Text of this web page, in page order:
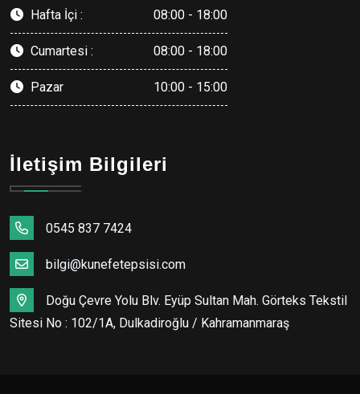
Hafta İçi : 08:00 - 18:00
Cumartesi : 08:00 - 18:00
Pazar 10:00 - 15:00
İletişim Bilgileri
0545 837 7424
bilgi@kunefetepsisi.com
Doğu Çevre Yolu Blv. Eyüp Sultan Mah. Görteks Tekstil
Sitesi No : 102/1A, Dulkadiroğlu / Kahramanmaraş